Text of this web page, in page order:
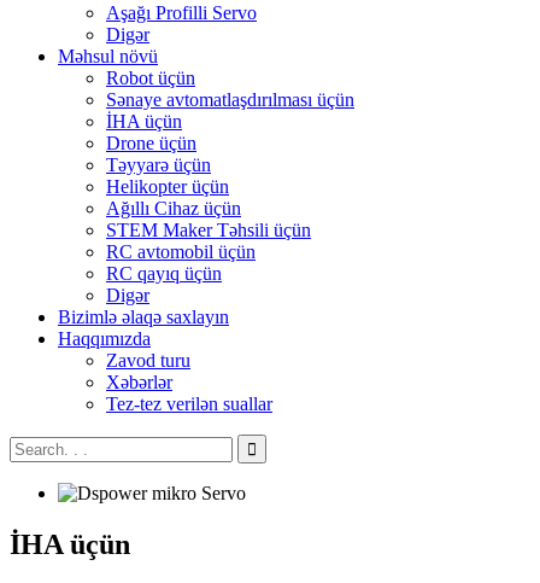
Aşağı Profilli Servo
Digər
Məhsul növü
Robot üçün
Sənaye avtomatlaşdırılması üçün
İHA üçün
Drone üçün
Təyyarə üçün
Helikopter üçün
Ağıllı Cihaz üçün
STEM Maker Təhsili üçün
RC avtomobil üçün
RC qayıq üçün
Digər
Bizimlə əlaqə saxlayın
Haqqımızda
Zavod turu
Xəbərlər
Tez-tez verilən suallar
İHA üçün